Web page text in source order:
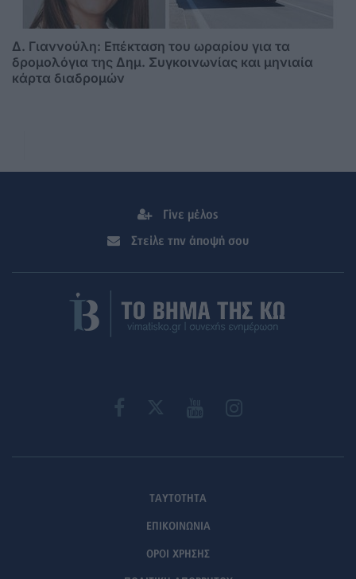
Δ. Γιαννούλη: Επέκταση του ωραρίου για τα
δρομολόγια της Δημ. Συγκοινωνίας και μηνιαία
κάρτα διαδρομών
Γίνε μέλος
Στείλε την άποψή σου
ΤΑΥΤΟΤΗΤΑ
ΕΠΙΚΟΙΝΩΝΙΑ
ΟΡΟΙ ΧΡΗΣΗΣ